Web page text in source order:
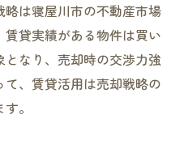
略は寝屋川市の不動産市場
貸実績がある物件は買い
なり、売却時の交渉力強
、賃貸活用は売却戦略の
。